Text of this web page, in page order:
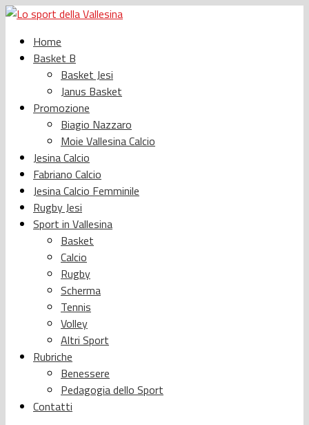
Home
Basket B
Basket Jesi
Janus Basket
Promozione
Biagio Nazzaro
Moie Vallesina Calcio
Jesina Calcio
Fabriano Calcio
Jesina Calcio Femminile
Rugby Jesi
Sport in Vallesina
Basket
Calcio
Rugby
Scherma
Tennis
Volley
Altri Sport
Rubriche
Benessere
Pedagogia dello Sport
Contatti